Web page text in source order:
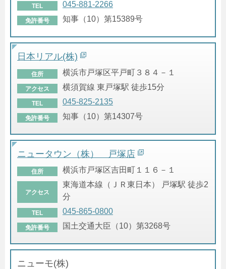
TEL 045-881-2266
免許番号 知事（10）第15389号
日本リアル(株)
住所 横浜市戸塚区平戸町３８４－１
アクセス 横須賀線 東戸塚駅 徒歩15分
TEL 045-825-2135
免許番号 知事（10）第14307号
ニュータウン（株） 戸塚店
住所 横浜市戸塚区吉田町１１６－１
アクセス
東海道本線（ＪＲ東日本） 戸塚駅 徒歩2
分
TEL 045-865-0800
免許番号 国土交通大臣（10）第3268号
ニューモ(株)